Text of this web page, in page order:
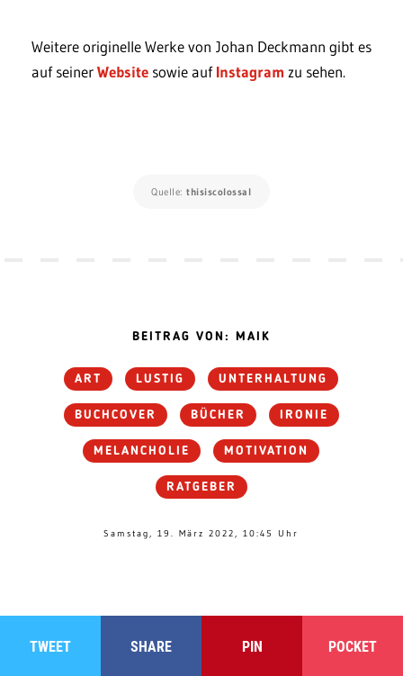
Weitere originelle Werke von Johan Deckmann gibt es
auf seinerWebsite sowie aufInstagram zu sehen.
Quelle: thisiscolossal
BEITRAG VON: MAIK
ART LUSTIG UNTERHALTUNG
BUCHCOVER BÜCHER IRONIE
MELANCHOLIE MOTIVATION
RATGEBER
Samstag, 19. März 2022, 10:45 Uhr
TWEET SHARE PIN POCKET